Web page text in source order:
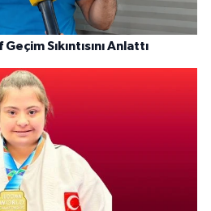
Sıkıntısını Anlattı